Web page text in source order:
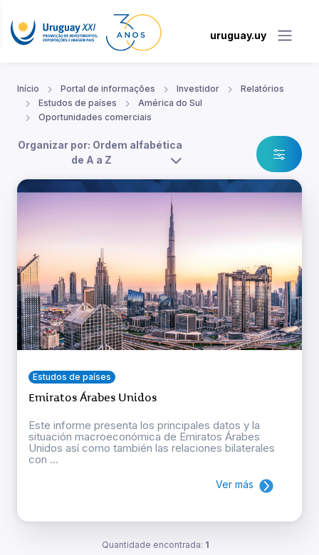
uruguay.uy
Início Portal de informações Investidor
Relatórios
Estudos de países
América do Sul
Oportunidades comerciais
Organizar por: Ordem alfabética
de A a Z
Estudos de países
Emiratos Árabes Unidos
Este informe presenta los principales datos y la
situación macroeconómica de Emiratos Árabes
Unidos así como también las relaciones bilaterales
con ...
Ver más
Quantidade encontrada: 1